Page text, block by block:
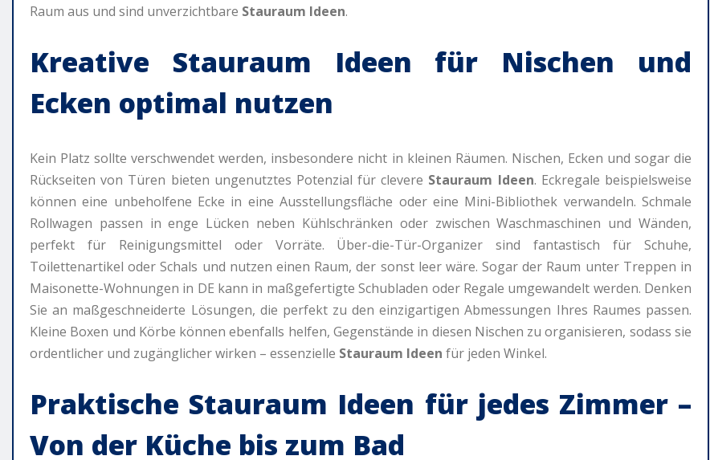
Raum aus und sind unverzichtbare Stauraum Ideen.
Kreative Stauraum Ideen für Nischen und
Ecken optimal nutzen
Kein Platz sollte verschwendet werden, insbesondere nicht in kleinen Räumen. Nischen, Ecken und sogar die
Rückseiten von Türen bieten ungenutztes Potenzial für clevere Stauraum Ideen. Eckregale beispielsweise
können eine unbeholfene Ecke in eine Ausstellungsfläche oder eine Mini-Bibliothek verwandeln. Schmale
Rollwagen passen in enge Lücken neben Kühlschränken oder zwischen Waschmaschinen und Wänden,
perfekt für Reinigungsmittel oder Vorräte. Über-die-Tür-Organizer sind fantastisch für Schuhe,
Toilettenartikel oder Schals und nutzen einen Raum, der sonst leer wäre. Sogar der Raum unter Treppen in
Maisonette-Wohnungen in DE kann in maßgefertigte Schubladen oder Regale umgewandelt werden. Denken
Sie an maßgeschneiderte Lösungen, die perfekt zu den einzigartigen Abmessungen Ihres Raumes passen.
Kleine Boxen und Körbe können ebenfalls helfen, Gegenstände in diesen Nischen zu organisieren, sodass sie
ordentlicher und zugänglicher wirken – essenzielle Stauraum Ideen für jeden Winkel.
Praktische Stauraum Ideen für jedes Zimmer –
Von der Küche bis zum Bad